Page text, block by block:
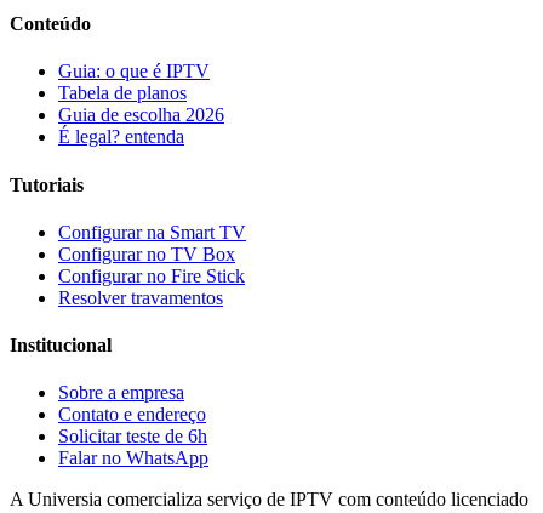
Conteúdo
Guia: o que é IPTV
Tabela de planos
Guia de escolha 2026
É legal? entenda
Tutoriais
Configurar na Smart TV
Configurar no TV Box
Configurar no Fire Stick
Resolver travamentos
Institucional
Sobre a empresa
Contato e endereço
Solicitar teste de 6h
Falar no WhatsApp
A Universia comercializa serviço de IPTV com conteúdo licenciado